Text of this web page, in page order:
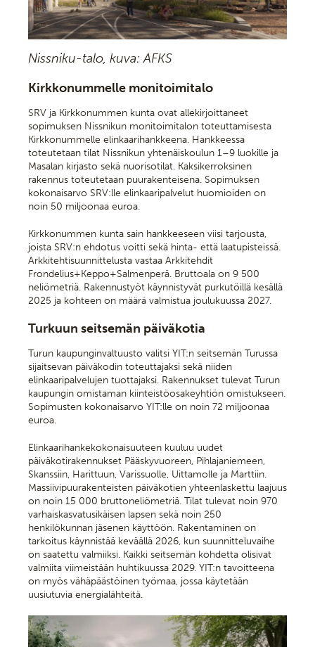
Nissniku-talo, kuva: AFKS
Kirkkonummelle monitoimitalo
SRV ja Kirkkonummen kunta ovat allekirjoittaneet
sopimuksen Nissnikun monitoimitalon toteuttamisesta
Kirkkonummelle elinkaarihankkeena. Hankkeessa
toteutetaan tilat Nissnikun yhtenäiskoulun 1–9 luokille ja
Masalan kirjasto sekä nuorisotilat. Kaksikerroksinen
rakennus toteutetaan puurakenteisena. Sopimuksen
kokonaisarvo SRV:lle elinkaaripalvelut huomioiden on
noin 50 miljoonaa euroa.
Kirkkonummen kunta sain hankkeeseen viisi tarjousta,
joista SRV:n ehdotus voitti sekä hinta- että laatupisteissä.
Arkkitehtisuunnittelusta vastaa Arkkitehdit
Frondelius+Keppo+Salmenperä. Bruttoala on 9 500
neliömetriä. Rakennustyöt käynnistyvät purkutöillä kesällä
2025 ja kohteen on määrä valmistua joulukuussa 2027.
Turkuun seitsemän päiväkotia
Turun kaupunginvaltuusto valitsi YIT:n seitsemän Turussa
sijaitsevan päiväkodin toteuttajaksi sekä niiden
elinkaaripalvelujen tuottajaksi. Rakennukset tulevat Turun
kaupungin omistaman kiinteistöosakeyhtiön omistukseen.
Sopimusten kokonaisarvo YIT:lle on noin 72 miljoonaa
euroa.
Elinkaarihankekokonaisuuteen kuuluu uudet
päiväkotirakennukset Pääskyvuoreen, Pihlajaniemeen,
Skanssiin, Harittuun, Varissuolle, Uittamolle ja Marttiin.
Massiivipuurakenteisten päiväkotien yhteenlaskettu laajuus
on noin 15 000 bruttoneliömetriä. Tilat tulevat noin 970
varhaiskasvatusikäisen lapsen sekä noin 250
henkilökunnan jäsenen käyttöön. Rakentaminen on
tarkoitus käynnistää keväällä 2026, kun suunnitteluvaihe
on saatettu valmiiksi. Kaikki seitsemän kohdetta olisivat
valmiita viimeistään huhtikuussa 2029. YIT:n tavoitteena
on myös vähäpäästöinen työmaa, jossa käytetään
uusiutuvia energialähteitä.